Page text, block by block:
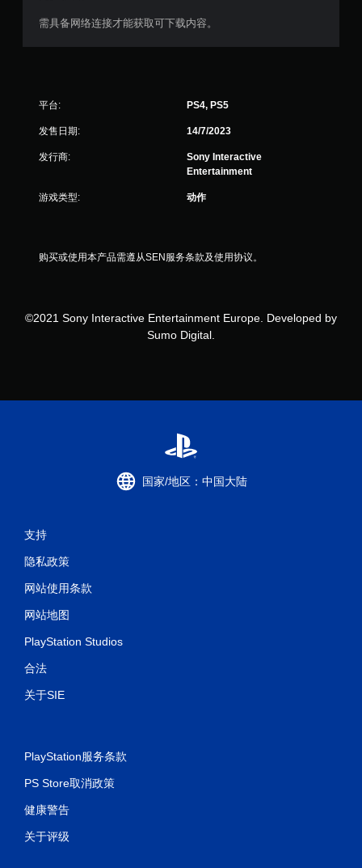
3
需具备网络连接才能获取可下载内容。
平台: PS4, PS5
发售日期: 14/7/2023
发行商:
Sony Interactive
Entertainment
游戏类型: 动作
购买或使用本产品需遵从SEN服务条款及使用协议。
©2021 Sony Interactive Entertainment Europe. Developed by
Sumo Digital.
国家/地区：中国大陆
支持
隐私政策
网站使用条款
网站地图
PlayStation Studios
合法
关于SIE
PlayStation服务条款
PS Store取消政策
健康警告
关于评级